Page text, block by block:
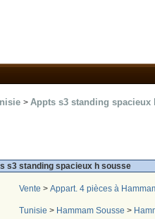
> Appts s3 standing spacieux
s3 standing spacieux h sousse
Vente > Appart. 4 pièces à
Tunisie > Hammam Sousse >